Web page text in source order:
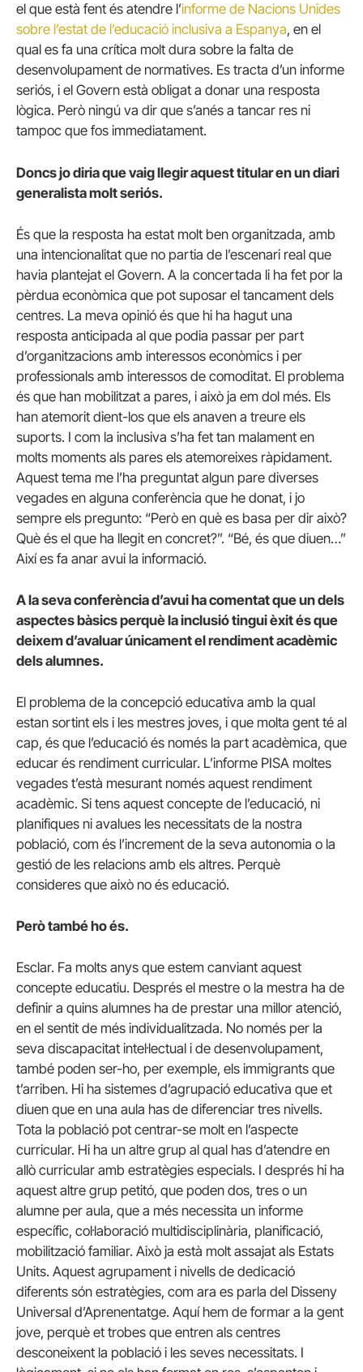
el que està fent és atendre l’informe de Nacions Unides
sobre l’estat de l’educació inclusiva a Espanya, en el
qual es fa una crítica molt dura sobre la falta de
desenvolupament de normatives. Es tracta d’un informe
seriós, i el Govern està obligat a donar una resposta
lògica. Però ningú va dir que s’anés a tancar res ni
tampoc que fos immediatament.
Doncs jo diria que vaig llegir aquest titular en un diari
generalista molt seriós.
És que la resposta ha estat molt ben organitzada, amb
una intencionalitat que no partia de l’escenari real que
havia plantejat el Govern. A la concertada li ha fet por la
pèrdua econòmica que pot suposar el tancament dels
centres. La meva opinió és que hi ha hagut una
resposta anticipada al que podia passar per part
d’organitzacions amb interessos econòmics i per
professionals amb interessos de comoditat. El problema
és que han mobilitzat a pares, i això ja em dol més. Els
han atemorit dient-los que els anaven a treure els
suports. I com la inclusiva s’ha fet tan malament en
molts moments als pares els atemoreixes ràpidament.
Aquest tema me l’ha preguntat algun pare diverses
vegades en alguna conferència que he donat, i jo
sempre els pregunto: “Però en què es basa per dir això?
Què és el que ha llegit en concret?”. “Bé, és que diuen…”
Així es fa anar avui la informació.
A la seva conferència d’avui ha comentat que un dels
aspectes bàsics perquè la inclusió tingui èxit és que
deixem d’avaluar únicament el rendiment acadèmic
dels alumnes.
El problema de la concepció educativa amb la qual
estan sortint els i les mestres joves, i que molta gent té al
cap, és que l’educació és només la part acadèmica, que
educar és rendiment curricular. L’informe PISA moltes
vegades t’està mesurant només aquest rendiment
acadèmic. Si tens aquest concepte de l’educació, ni
planifiques ni avalues les necessitats de la nostra
població, com és l’increment de la seva autonomia o la
gestió de les relacions amb els altres. Perquè
consideres que això no és educació.
Però també ho és.
Esclar. Fa molts anys que estem canviant aquest
concepte educatiu. Després el mestre o la mestra ha de
definir a quins alumnes ha de prestar una millor atenció,
en el sentit de més individualitzada. No només per la
seva discapacitat intel·lectual i de desenvolupament,
també poden ser-ho, per exemple, els immigrants que
t’arriben. Hi ha sistemes d’agrupació educativa que et
diuen que en una aula has de diferenciar tres nivells.
Tota la població pot centrar-se molt en l’aspecte
curricular. Hi ha un altre grup al qual has d’atendre en
allò curricular amb estratègies especials. I després hi ha
aquest altre grup petitó, que poden dos, tres o un
alumne per aula, que a més necessita un informe
específic, col·laboració multidisciplinària, planificació,
mobilització familiar. Això ja està molt assajat als Estats
Units. Aquest agrupament i nivells de dedicació
diferents són estratègies, com ara es parla del Disseny
Universal d’Aprenentatge. Aquí hem de formar a la gent
jove, perquè et trobes que entren als centres
desconeixent la població i les seves necessitats. I